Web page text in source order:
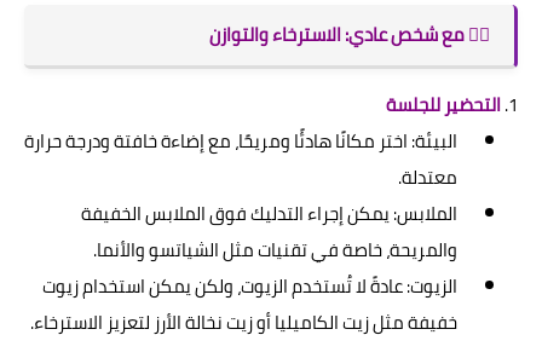
🧘‍♂️ مع شخص عادي: الاسترخاء والتوازن
1. التحضير للجلسة
البيئة: اختر مكانًا هادئًا ومريحًا، مع إضاءة خافتة ودرجة حرارة
معتدلة.
الملابس: يمكن إجراء التدليك فوق الملابس الخفيفة
والمريحة، خاصة في تقنيات مثل الشياتسو والأنما.
الزيوت: عادةً لا تُستخدم الزيوت، ولكن يمكن استخدام زيوت
خفيفة مثل زيت الكاميليا أو زيت نخالة الأرز لتعزيز الاسترخاء.